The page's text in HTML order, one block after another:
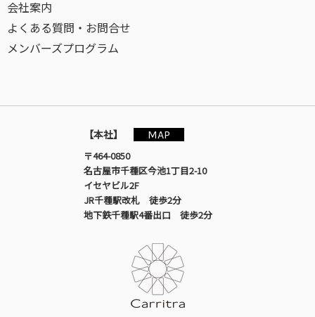
会社案内
よくある質問・お問合せ
メンバーズプログラム
【本社】
MAP
〒464-0850
名古屋市千種区今池1丁目2-10
イセヤビル2F
JR千種駅改札 徒歩2分
地下鉄千種駅4番出口 徒歩2分